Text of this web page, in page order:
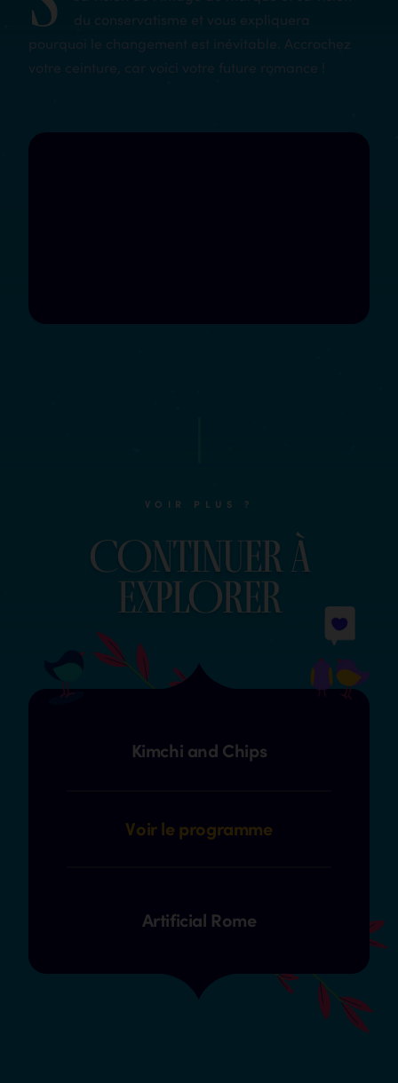
du conservatisme et vous expliquera
pourquoi le changement est inévitable. Accrochez
votre ceinture, car voici votre future romance !
VOIR PLUS ?
COntinuer à
explOrer
Kimchi and Chips
Voir le programme
Artificial Rome